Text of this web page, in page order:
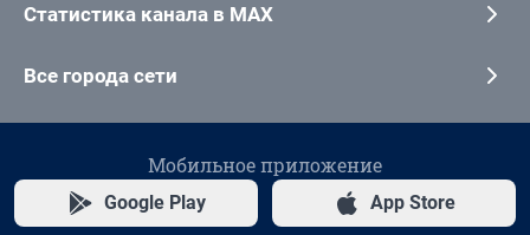
Статистика канала в MAX
Все города сети
Мобильное приложение
Google Play App Store